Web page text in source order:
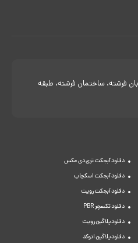
فرشته، ساختمان فرشته، طبقه
دانلود آبجکت تری دی مکس
دانلود آبجکت اسکچاپ
دانلود آبجکت رویت
دانلود تکسچر PBR
دانلود پلاگین رویت
دانلود پلاگین اتوکد